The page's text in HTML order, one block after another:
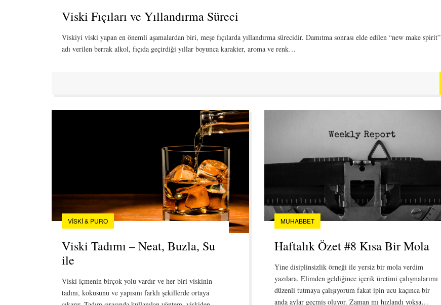
Viski Fıçıları ve Yıllandırma Süreci
Viskiyi viski yapan en önemli aşamalardan biri, meşe fıçılarda yıllandırma sürecidir. Damıtma sonrası elde edilen “new make spirit”
adı verilen berrak alkol, fıçıda geçirdiği yıllar boyunca karakter, aroma ve renk…
VISKI & PURO
Viski Tadımı – Neat, Buzla, Su
ile
Viski içmenin birçok yolu vardır ve her biri viskinin
tadını, kokusunu ve yapısını farklı şekillerde ortaya
MUHABBET
Haftalık Özet #8 Kısa Bir Mola
Yine disiplinsizlik örneği ile yersiz bir mola verdim
yazılara. Elimden geldiğince içerik üretimi çalışmalarımı
düzenli tutmaya çalışıyorum fakat ipin ucu kaçınca bir
anda aylar geçmiş oluyor. Zaman mı hızlandı yoksa…